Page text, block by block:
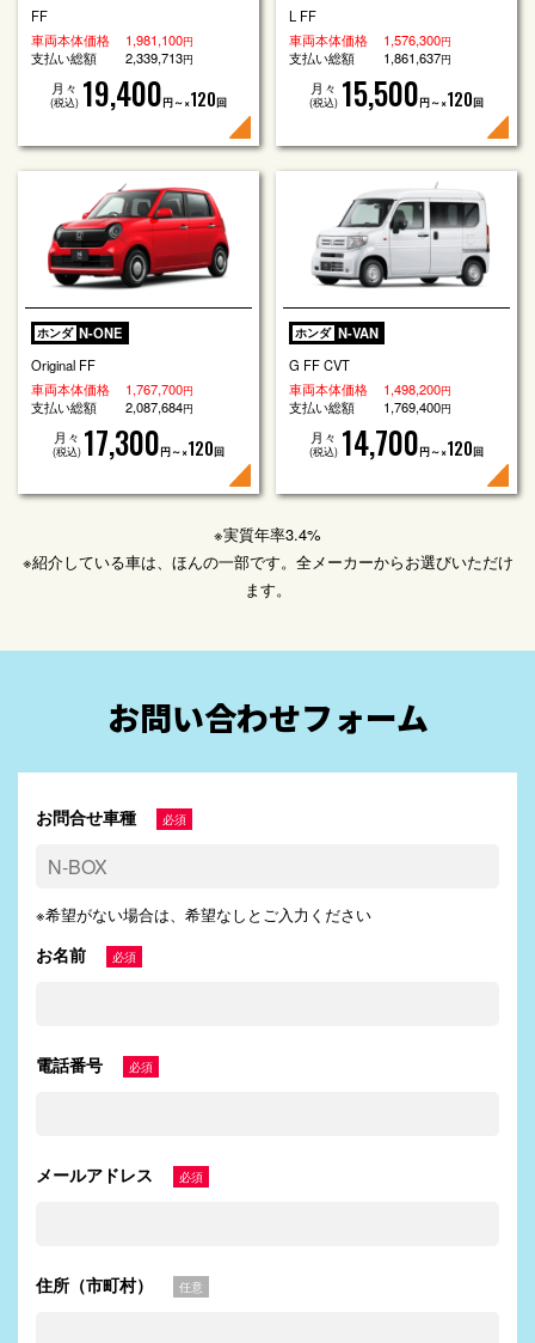
FF
車両本体価格
1,981,100円
支払い総額 2,339,713円
月々
(税込) 19,400円～×120回
L FF
車両本体価格
1,576,300円
支払い総額 1,861,637円
月々
(税込) 15,500円～×120回
ホンダ N-ONE
Original FF
車両本体価格
1,767,700円
支払い総額 2,087,684円
月々
(税込) 17,300円～×120回
ホンダ N-VAN
G FF CVT
車両本体価格
1,498,200円
支払い総額 1,769,400円
月々
(税込) 14,700円～×120回
※実質年率3.4%
※紹介している車は、ほんの一部です。全メーカーからお選びいただけ
ます。
お問い合わせフォーム
お問合せ車種 必須
※希望がない場合は、希望なしとご入力ください
お名前 必須
電話番号 必須
メールアドレス 必須
住所（市町村） 任意